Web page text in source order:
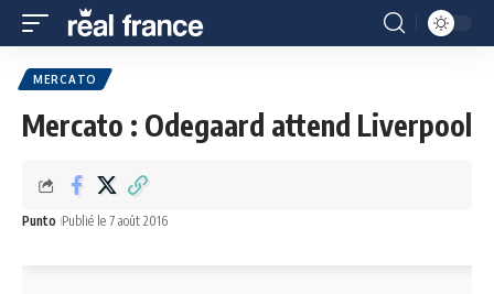
MERCATO
Mercato : Odegaard attend Liverpool
Punto Publié le 7 août 2016